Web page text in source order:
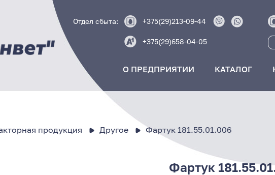
Отдел сбыта: +375(29)213-09-44
+375(29)658-04-05
О ПРЕДПРИЯТИИ КАТАЛОГ
продукция Другое Фартук 181.55.01.006
Фартук